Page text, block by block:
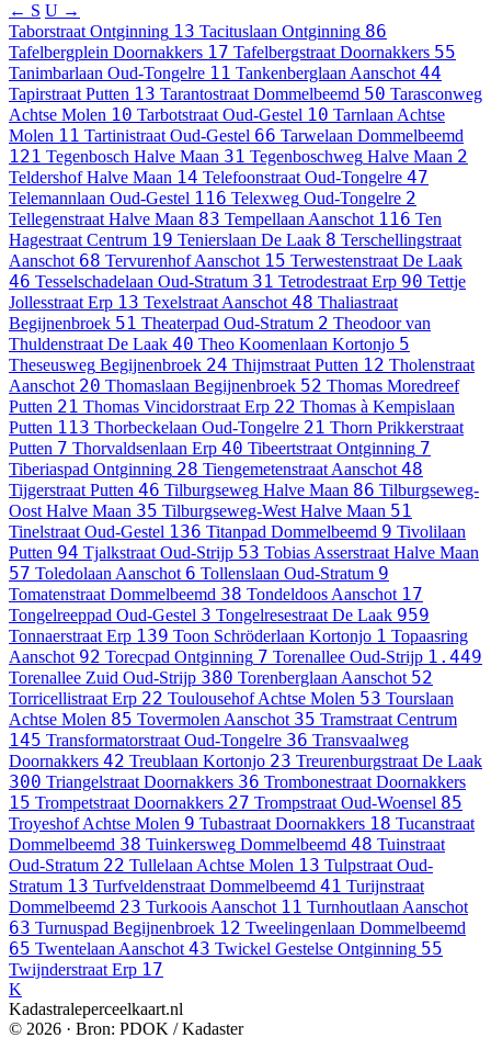
← S U →
Taborstraat Ontginning 13 Tacituslaan Ontginning 86
Tafelbergplein Doornakkers 17 Tafelbergstraat Doornakkers 55
Tanimbarlaan Oud-Tongelre 11 TankenberglaanAanschot 44
Tapirstraat Putten 13 Tarantostraat Dommelbeemd 50 Tarasconweg
Achtse Molen 10 Tarbotstraat Oud-Gestel 10 TarnlaanAchtse
Molen 11 Tartinistraat Oud-Gestel 66 Tarwelaan Dommelbeemd
121 Tegenbosch Halve Maan 31 Tegenboschweg Halve Maan 2
Teldershof Halve Maan 14 Telefoonstraat Oud-Tongelre 47
Telemannlaan Oud-Gestel 116 Telexweg Oud-Tongelre 2
Tellegenstraat Halve Maan 83 TempellaanAanschot 116 Ten
Hagestraat Centrum 19 Tenierslaan De Laak 8 Terschellingstraat
Aanschot 68 TervurenhofAanschot 15 Terwestenstraat De Laak
46 Tesselschadelaan Oud-Stratum 31 Tetrodestraat Erp 90 Tettje
Jollesstraat Erp 13 TexelstraatAanschot 48 Thaliastraat
Begijnenbroek 51 Theaterpad Oud-Stratum 2 Theodoor van
Thuldenstraat De Laak 40 Theo Koomenlaan Kortonjo 5
Theseusweg Begijnenbroek 24 Thijmstraat Putten 12 Tholenstraat
Aanschot 20 Thomaslaan Begijnenbroek 52 Thomas Moredreef
Putten 21 Thomas Vincidorstraat Erp 22 Thomas à Kempislaan
Putten 113 Thorbeckelaan Oud-Tongelre 21 Thorn Prikkerstraat
Putten 7 Thorvaldsenlaan Erp 40 Tibeertstraat Ontginning 7
Tiberiaspad Ontginning 28 TiengemetenstraatAanschot 48
Tijgerstraat Putten 46 Tilburgseweg Halve Maan 86 Tilburgseweg-
Oost Halve Maan 35 Tilburgseweg-West Halve Maan 51
Tinelstraat Oud-Gestel 136 Titanpad Dommelbeemd 9 Tivolilaan
Putten 94 Tjalkstraat Oud-Strijp 53 Tobias Asserstraat Halve Maan
57 ToledolaanAanschot 6 Tollenslaan Oud-Stratum 9
Tomatenstraat Dommelbeemd 38 TondeldoosAanschot 17
Tongelreeppad Oud-Gestel 3 Tongelresestraat De Laak 959
Tonnaerstraat Erp 139 Toon Schröderlaan Kortonjo 1 Topaasring
Aanschot 92 Torecpad Ontginning 7 Torenallee Oud-Strijp 1.449
Torenallee Zuid Oud-Strijp 380 TorenberglaanAanschot 52
Torricellistraat Erp 22 ToulousehofAchtse Molen 53 Tourslaan
Achtse Molen 85 TovermolenAanschot 35 Tramstraat Centrum
145 Transformatorstraat Oud-Tongelre 36 Transvaalweg
Doornakkers 42 Treublaan Kortonjo 23 Treurenburgstraat De Laak
300 Triangelstraat Doornakkers 36 Trombonestraat Doornakkers
15 Trompetstraat Doornakkers 27 Trompstraat Oud-Woensel 85
TroyeshofAchtse Molen 9 Tubastraat Doornakkers 18 Tucanstraat
Dommelbeemd 38 Tuinkersweg Dommelbeemd 48 Tuinstraat
Oud-Stratum 22 TullelaanAchtse Molen 13 Tulpstraat Oud-
Stratum 13 Turfveldenstraat Dommelbeemd 41 Turijnstraat
Dommelbeemd 23 TurkooisAanschot 11 TurnhoutlaanAanschot
63 Turnuspad Begijnenbroek 12 Tweelingenlaan Dommelbeemd
65 TwentelaanAanschot 43 Twickel Gestelse Ontginning 55
Twijnderstraat Erp 17
K
Kadastraleperceelkaart.nl
© 2026 · Bron: PDOK / Kadaster